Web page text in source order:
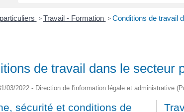
> Travail - Formation > Conditions de travail
de travail dans le secteur
03/2022 - Direction de l'information légale et administrative
sécurité et conditions de